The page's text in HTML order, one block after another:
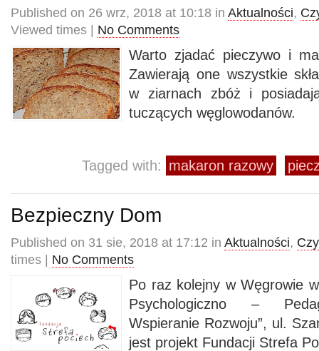
Published on 26 wrz, 2018 at 10:18 in Aktualności,
Viewed times | No Comments
Warto zjadać pieczywo i
Zawierają one wszystkie
w ziarnach zbóż i
tuczących węglowodanów.
Tagged with: makaron razowy
Bezpieczny Dom
Published on 31 sie, 2018 at 17:12 in Aktualności,
times | No Comments
Po raz kolejny w Węgrowie
Psychologiczno –
Wspieranie Rozwoju”, ul.
jest projekt Fundacji Strefa